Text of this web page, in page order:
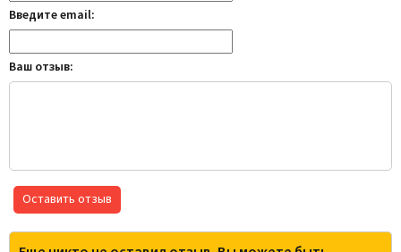
Введите email:
Ваш отзыв:
Оставить отзыв